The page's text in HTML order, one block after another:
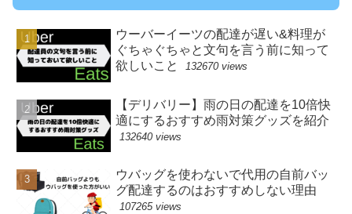
ウーバーイーツの配達が遅い&料理が
ぐちゃぐちゃと文句を言う前に知って
欲しいこと
132670 views
【デリバリー】雨の日の配達を10倍快
適にするおすすめ雨対策グッズを紹介
132640 views
ウバッグを使わないで代用の自前バッ
グ配達するのはおすすめしない理由
107265 views